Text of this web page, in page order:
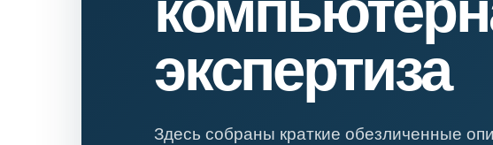
экспертиза
Здесь собраны краткие обезличенные